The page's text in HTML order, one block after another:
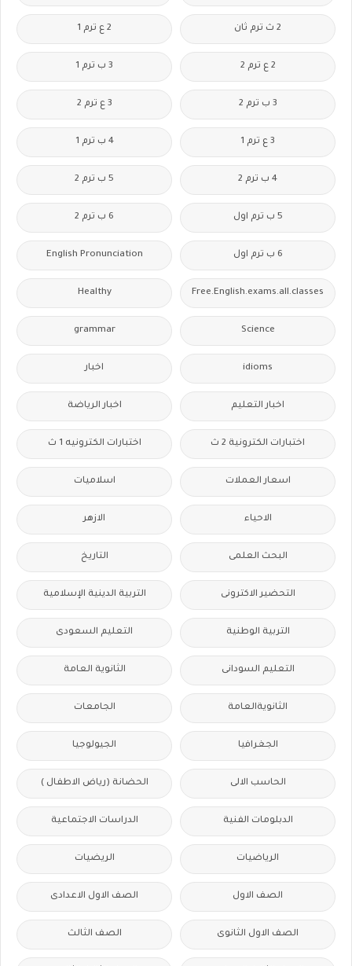
2 ث ترم ثان 2 ع ترم 1
2 ع ترم 2 3 ب ترم 1
3 ب ترم 2 3 ع ترم 2
3 ع ترم 1 4 ب ترم 1
4 ب ترم 2 5 ب ترم 2
5 ب ترم اول 6 ب ترم 2
6 ب ترم اول English Pronunciation
Free.English.exams.all.classes
Healthy
Science
grammar
idioms اخبار
اخبار التعليم اخبار الرياضة
اختبارات الكترونية 2 ث اختبارات الكترونيه 1 ث
اسعار العملات اسلاميات
الاحياء الازهر
البحث العلمى التاريخ
التحضير الاكترونى التربية الدينية الإسلامية
التربية الوطنية التعليم السعودى
التعليم السودانى الثانوية العامة
الثانويةالعامة الجامعات
الجغرافيا الجيولوجيا
الحاسب الالى الحضانة (رياض الاطفال )
الدبلومات الفنية الدراسات الاجتماعية
الرياضيات الريضيات
الصف الاول الصف الاول الاعدادى
الصف الاول الثانوى الصف الثالث